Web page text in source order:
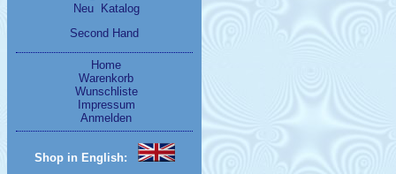
Neu
Katalog
Second Hand
Home
Warenkorb
Wunschliste
Impressum
Anmelden
Shop in English: